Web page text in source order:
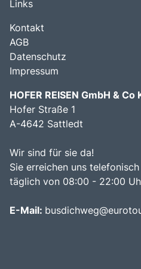
Links
Kontakt
AGB
Datenschutz
Impressum
HOFER REISEN GmbH & Co
Hofer Straße 1
A-4642 Sattledt
Wir sind für sie da!
Sie erreichen uns
täglich von 08:00 - 22:00
E-Mail: